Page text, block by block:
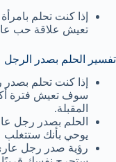
إذا كنت تحلم
تعيش علاقة حب
تفسير الحلم بصدر
إذا كنت تحلم
سوف تعيش فترة
المقبلة.
الحلم بصدر رجل
يوحي بأنك ستتغلب
رؤية صدر رجل